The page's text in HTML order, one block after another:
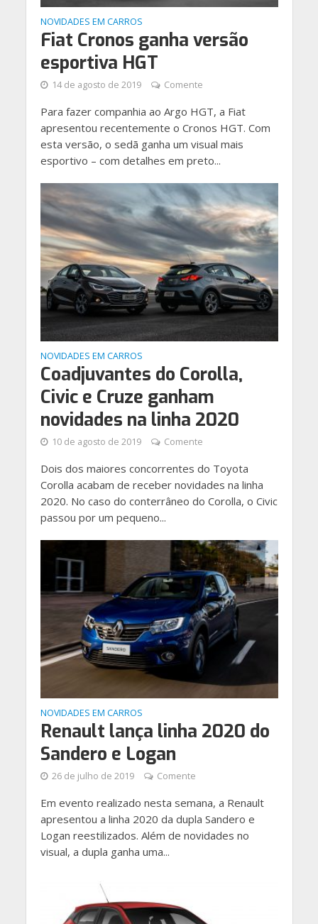
NOVIDADES EM CARROS
Fiat Cronos ganha versão
esportiva HGT
14 de agosto de 2019 Comente
Para fazer companhia ao Argo HGT, a Fiat
apresentou recentemente o Cronos HGT. Com
esta versão, o sedã ganha um visual mais
esportivo – com detalhes em preto...
NOVIDADES EM CARROS
Coadjuvantes do Corolla,
Civic e Cruze ganham
novidades na linha 2020
10 de agosto de 2019 Comente
Dois dos maiores concorrentes do Toyota
Corolla acabam de receber novidades na linha
2020. No caso do conterrâneo do Corolla, o Civic
passou por um pequeno...
NOVIDADES EM CARROS
Renault lança linha 2020 do
Sandero e Logan
26 de julho de 2019 Comente
Em evento realizado nesta semana, a Renault
apresentou a linha 2020 da dupla Sandero e
Logan reestilizados. Além de novidades no
visual, a dupla ganha uma...